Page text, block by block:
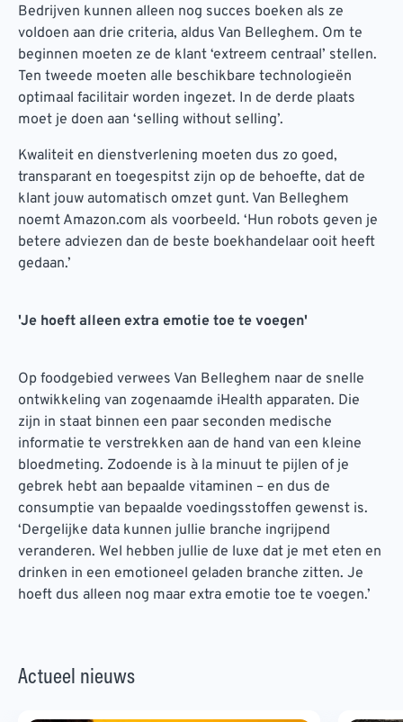
Bedrijven kunnen alleen nog succes boeken als ze
voldoen aan drie criteria, aldus Van Belleghem. Om te
beginnen moeten ze de klant ‘extreem centraal’ stellen.
Ten tweede moeten alle beschikbare technologieën
optimaal facilitair worden ingezet. In de derde plaats
moet je doen aan ‘selling without selling’.
Kwaliteit en dienstverlening moeten dus zo goed,
transparant en toegespitst zijn op de behoefte, dat de
klant jouw automatisch omzet gunt. Van Belleghem
noemt Amazon.com als voorbeeld. ‘Hun robots geven je
betere adviezen dan de beste boekhandelaar ooit heeft
gedaan.’
'Je hoeft alleen extra emotie toe te voegen'
Op foodgebied verwees Van Belleghem naar de snelle
ontwikkeling van zogenaamde iHealth apparaten. Die
zijn in staat binnen een paar seconden medische
informatie te verstrekken aan de hand van een kleine
bloedmeting. Zodoende is à la minuut te pijlen of je
gebrek hebt aan bepaalde vitaminen – en dus de
consumptie van bepaalde voedingsstoffen gewenst is.
‘Dergelijke data kunnen jullie branche ingrijpend
veranderen. Wel hebben jullie de luxe dat je met eten en
drinken in een emotioneel geladen branche zitten. Je
hoeft dus alleen nog maar extra emotie toe te voegen.’
Actueel nieuws